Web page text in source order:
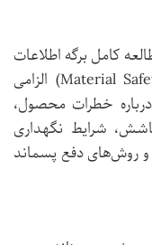
آمونیاک ۲۵ درصد، مطالعه کامل برگه اطلاعات
ایمنی مواد (Material Safety Data Sheet – MSDS) الزامی
خطرات محصول،
شرایط نگهداری
روش‌های دفع پسماند